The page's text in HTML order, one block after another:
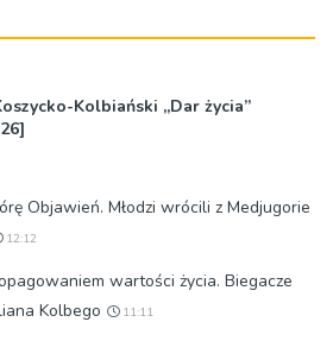
Kolbiański „Dar życia”
Objawień. Młodzi wrócili z Medjugorie
12:12
wartości życia. Biegacze
Kolbego
11:11